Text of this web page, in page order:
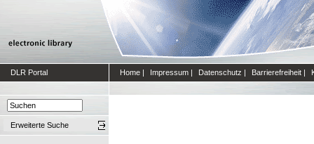
DLR Portal Home | Impressum | Datenschutz | Barrierefreiheit |
Erweiterte Suche